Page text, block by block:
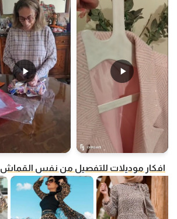
افكار موديلات للتفصيل من نفس القماش